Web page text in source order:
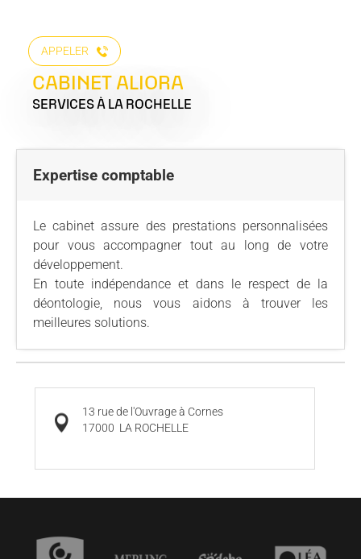
APPELER
CABINET ALIORA
SERVICES À LA ROCHELLE
Expertise comptable
Le cabinet assure des prestations personnalisées
pour vous accompagner tout au long de votre
développement.
En toute indépendance et dans le respect de la
déontologie, nous vous aidons à trouver les
meilleures solutions.
13 rue de l'Ouvrage à Cornes
17000 LA ROCHELLE